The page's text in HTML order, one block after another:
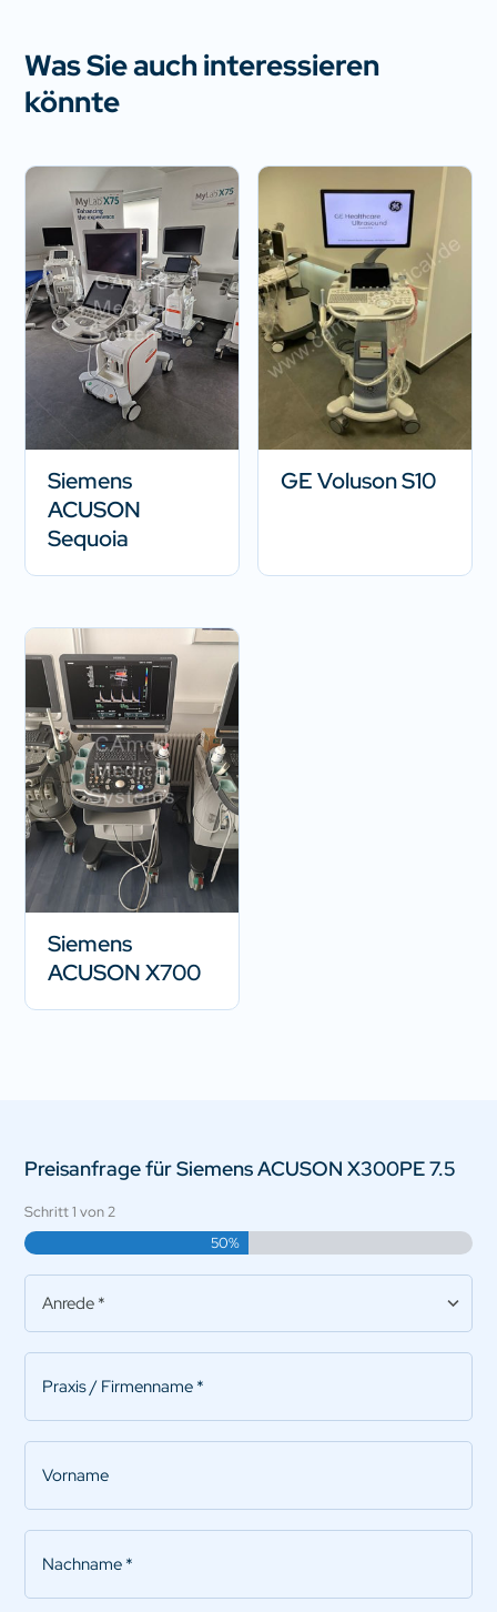
Was Sie auch interessieren
könnte
Siemens
ACUSON
Sequoia
GE Voluson S10
Siemens
ACUSON X700
Preisanfrage für Siemens ACUSON X300PE 7.5
Schritt1 von2
50%
Anrede
Praxis/Firmenname
Vorname
Nachname